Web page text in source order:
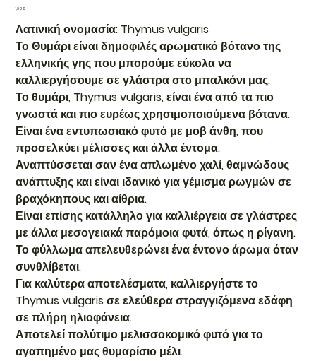
Τιμή
1,60 €
Λατινική ονομασία: Thymus vulgaris
Το Θυμάρι είναι δημοφιλές αρωματικό βότανο της
ελληνικής γης που μπορούμε εύκολα να
καλλιεργήσουμε σε γλάστρα στο μπαλκόνι μας.
Το θυμάρι, Thymus vulgaris, είναι ένα από τα πιο
γνωστά και πιο ευρέως χρησιμοποιούμενα βότανα.
Είναι ένα εντυπωσιακό φυτό με μοβ άνθη, που
προσελκύει μέλισσες και άλλα έντομα.
Αναπτύσσεται σαν ένα απλωμένο χαλί, θαμνώδους
ανάπτυξης και είναι ιδανικό για γέμισμα ρωγμών σε
βραχόκηπους και αίθρια.
Είναι επίσης κατάλληλο για καλλιέργεια σε γλάστρες
με άλλα μεσογειακά παρόμοια φυτά, όπως η ρίγανη.
Το φύλλωμα απελευθερώνει ένα έντονο άρωμα όταν
συνθλίβεται.
Για καλύτερα αποτελέσματα, καλλιεργήστε το
Thymus vulgaris σε ελεύθερα στραγγιζόμενα εδάφη
σε πλήρη ηλιοφάνεια.
Αποτελεί πολύτιμο μελισσοκομικό φυτό για το
αγαπημένο μας θυμαρίσιο μέλι.